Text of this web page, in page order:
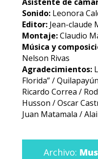
Sonido:Leonora
Editor:Jean-claude
Montaje:Claudio
Música y
Nelson Rivas
Agradecimientos:
Florida” /
Ricardo Correa /
Husson / Oscar
Juan Matamala /
Archivo: